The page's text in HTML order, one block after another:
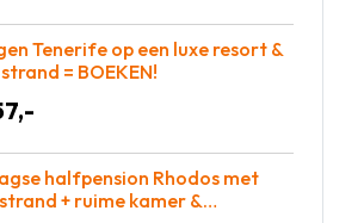
Tenerife op een luxe resort &
= BOEKEN!
halfpension Rhodos met
+ ruime kamer &